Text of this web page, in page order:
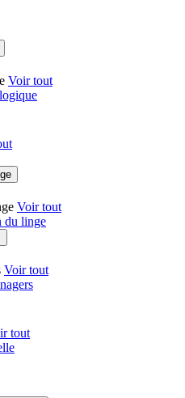
Voir tout
Voir tout
du linge
Voir tout
tout